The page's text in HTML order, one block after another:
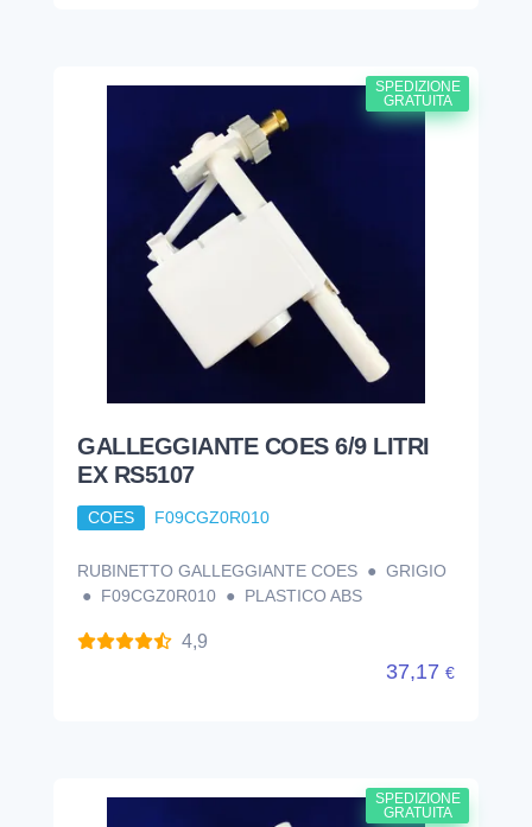
SPEDIZIONE
GRATUITA
GALLEGGIANTE COES 6/9 LITRI
EX RS5107
COES F09CGZ0R010
RUBINETTO GALLEGGIANTE COES ● GRIGIO
● F09CGZ0R010 ● PLASTICO ABS
4,9
37,17 €
SPEDIZIONE
GRATUITA